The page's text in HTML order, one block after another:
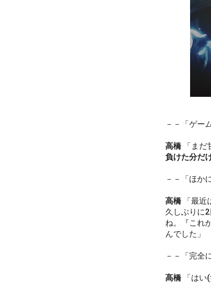
－－「ゲー
高橋「まだ
負けた分だ
－－「ほか
高橋「最近
久しぶりに
ね。『これ
んでした」
－－「完全
高橋「はい(